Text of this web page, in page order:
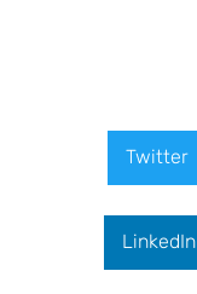
Twitter
LinkedIn